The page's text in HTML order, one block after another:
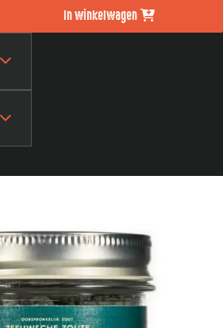
100 gram aantal
In winkelwagen